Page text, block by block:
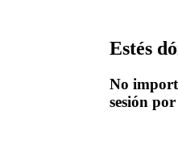
Estés
No
sesión